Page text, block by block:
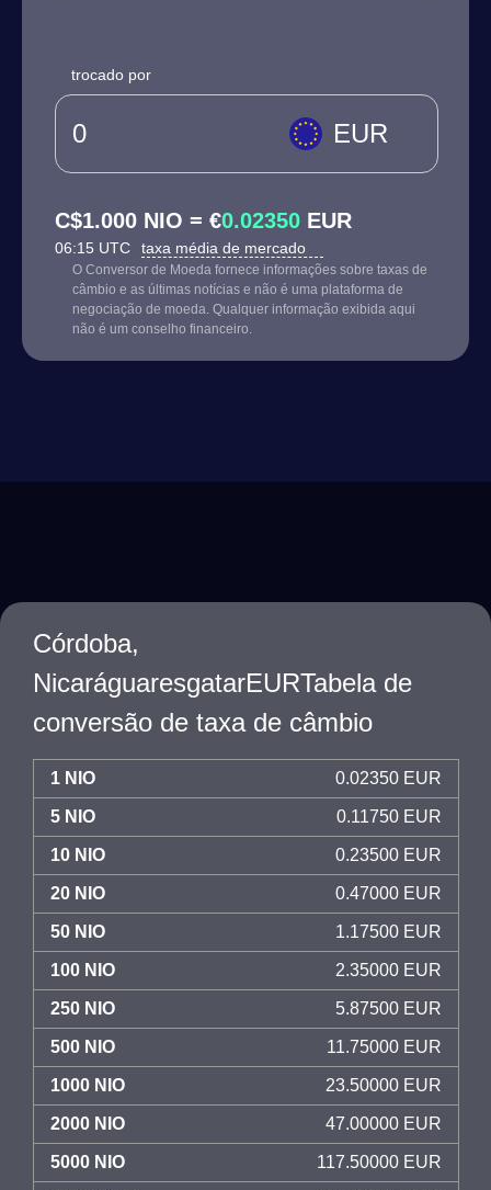
trocado por
EUR
C$1.000 NIO = €0.02350 EUR
06:15 UTC taxa média de mercado
O Conversor de Moeda fornece informações sobre taxas de
câmbio e as últimas notícias e não é uma plataforma de
negociação de moeda. Qualquer informação exibida aqui
não é um conselho financeiro.
Córdoba,
NicaráguaresgatarEURTabela de
conversão de taxa de câmbio
1 NIO 0.02350 EUR
5 NIO 0.11750 EUR
10 NIO 0.23500 EUR
20 NIO 0.47000 EUR
50 NIO 1.17500 EUR
100 NIO 2.35000 EUR
250 NIO 5.87500 EUR
500 NIO 11.75000 EUR
1000 NIO 23.50000 EUR
2000 NIO 47.00000 EUR
5000 NIO 117.50000 EUR